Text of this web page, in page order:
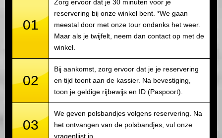
01
Zorg ervoor dat je 30 minuten voor je
reservering bij onze winkel bent. *We gaan
meestal door met onze tour ondanks het weer.
Maar als je twijfelt, neem dan contact op met de
winkel.
02
Bij aankomst, zorg ervoor dat je je reservering
en tijd toont aan de kassier. Na bevestiging,
toon je geldige rijbewijs en ID (Paspoort).
03
We geven polsbandjes volgens reservering. Na
het ontvangen van de polsbandjes, vul onze
vragenlijst in.